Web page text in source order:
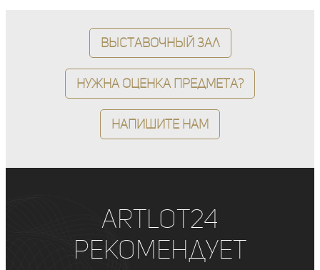
Выставочный зал
Нужна оценка предмета?
Напишите нам
ArtLot24
рекомендует